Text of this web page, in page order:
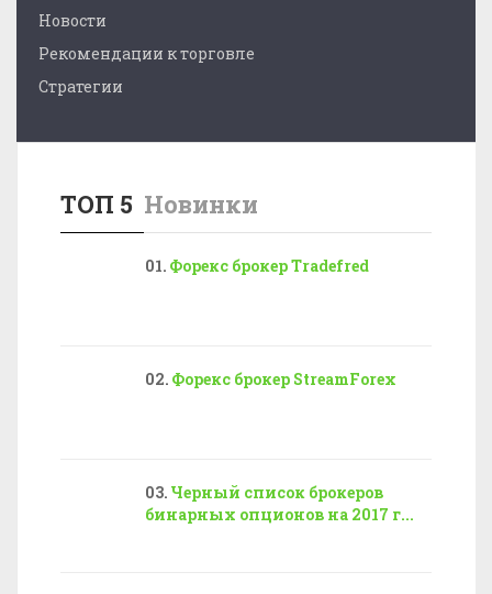
Новости
Рекомендации к торговле
Стратегии
ТОП 5 Новинки
Форекс брокер Tradefred
Форекс брокер StreamForex
Черный список брокеров
бинарных опционов на 2017 г...